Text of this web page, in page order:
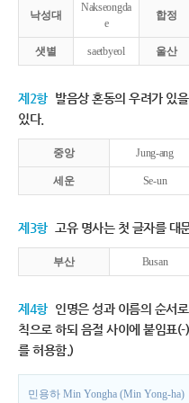
낙성대
Nakseongda
e
합정
샛별 saetbyeol 울산
제2항 발음상 혼동의 우려가 있
있다.
중앙 Jung-ang
세운 Se-un
제3항 고유 명사는 첫 글자를 대
부산 Busan
제4항 인명은 성과 이름의 순서
칙으로 하되 음절 사이에 붙임표
를 허용함.)
민용하 Min Yongha (Min Yong-ha)